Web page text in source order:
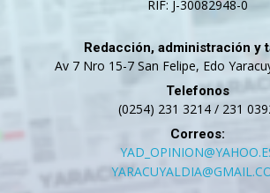
RIF: J-30082948-0
Redacción, administración y
Av 7 Nro 15-7 San Felipe, Edo
Telefonos
(0254) 231 3214 / 231
Correos: